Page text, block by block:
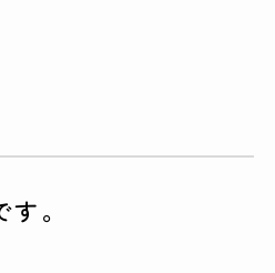
。